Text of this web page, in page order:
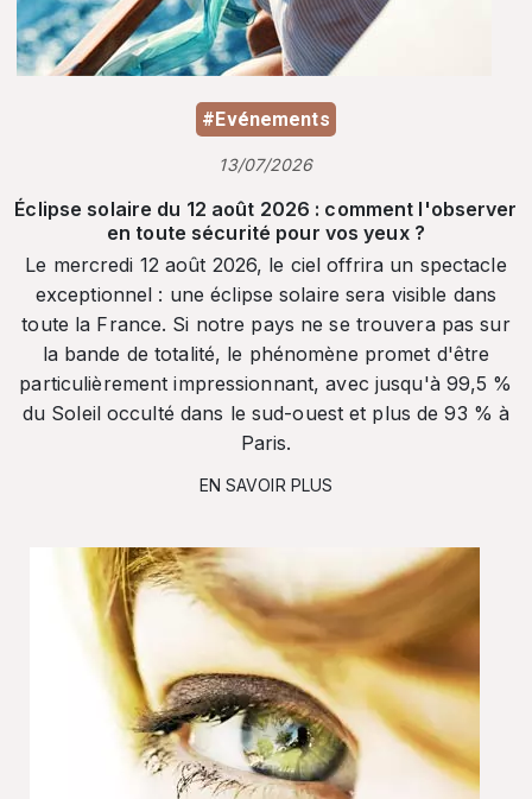
#Evénements
13/07/2026
Éclipse solaire du 12 août 2026 : comment l'observer
en toute sécurité pour vos yeux ?
Le mercredi 12 août 2026, le ciel offrira un spectacle
exceptionnel : une éclipse solaire sera visible dans
toute la France. Si notre pays ne se trouvera pas sur
la bande de totalité, le phénomène promet d'être
particulièrement impressionnant, avec jusqu'à 99,5 %
du Soleil occulté dans le sud-ouest et plus de 93 % à
Paris.
EN SAVOIR PLUS